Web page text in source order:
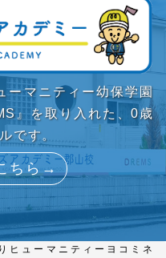
ーマニティー幼保学園
』を取り入れた、0歳
です。
ちら→
ヒューマニティーヨコミネ